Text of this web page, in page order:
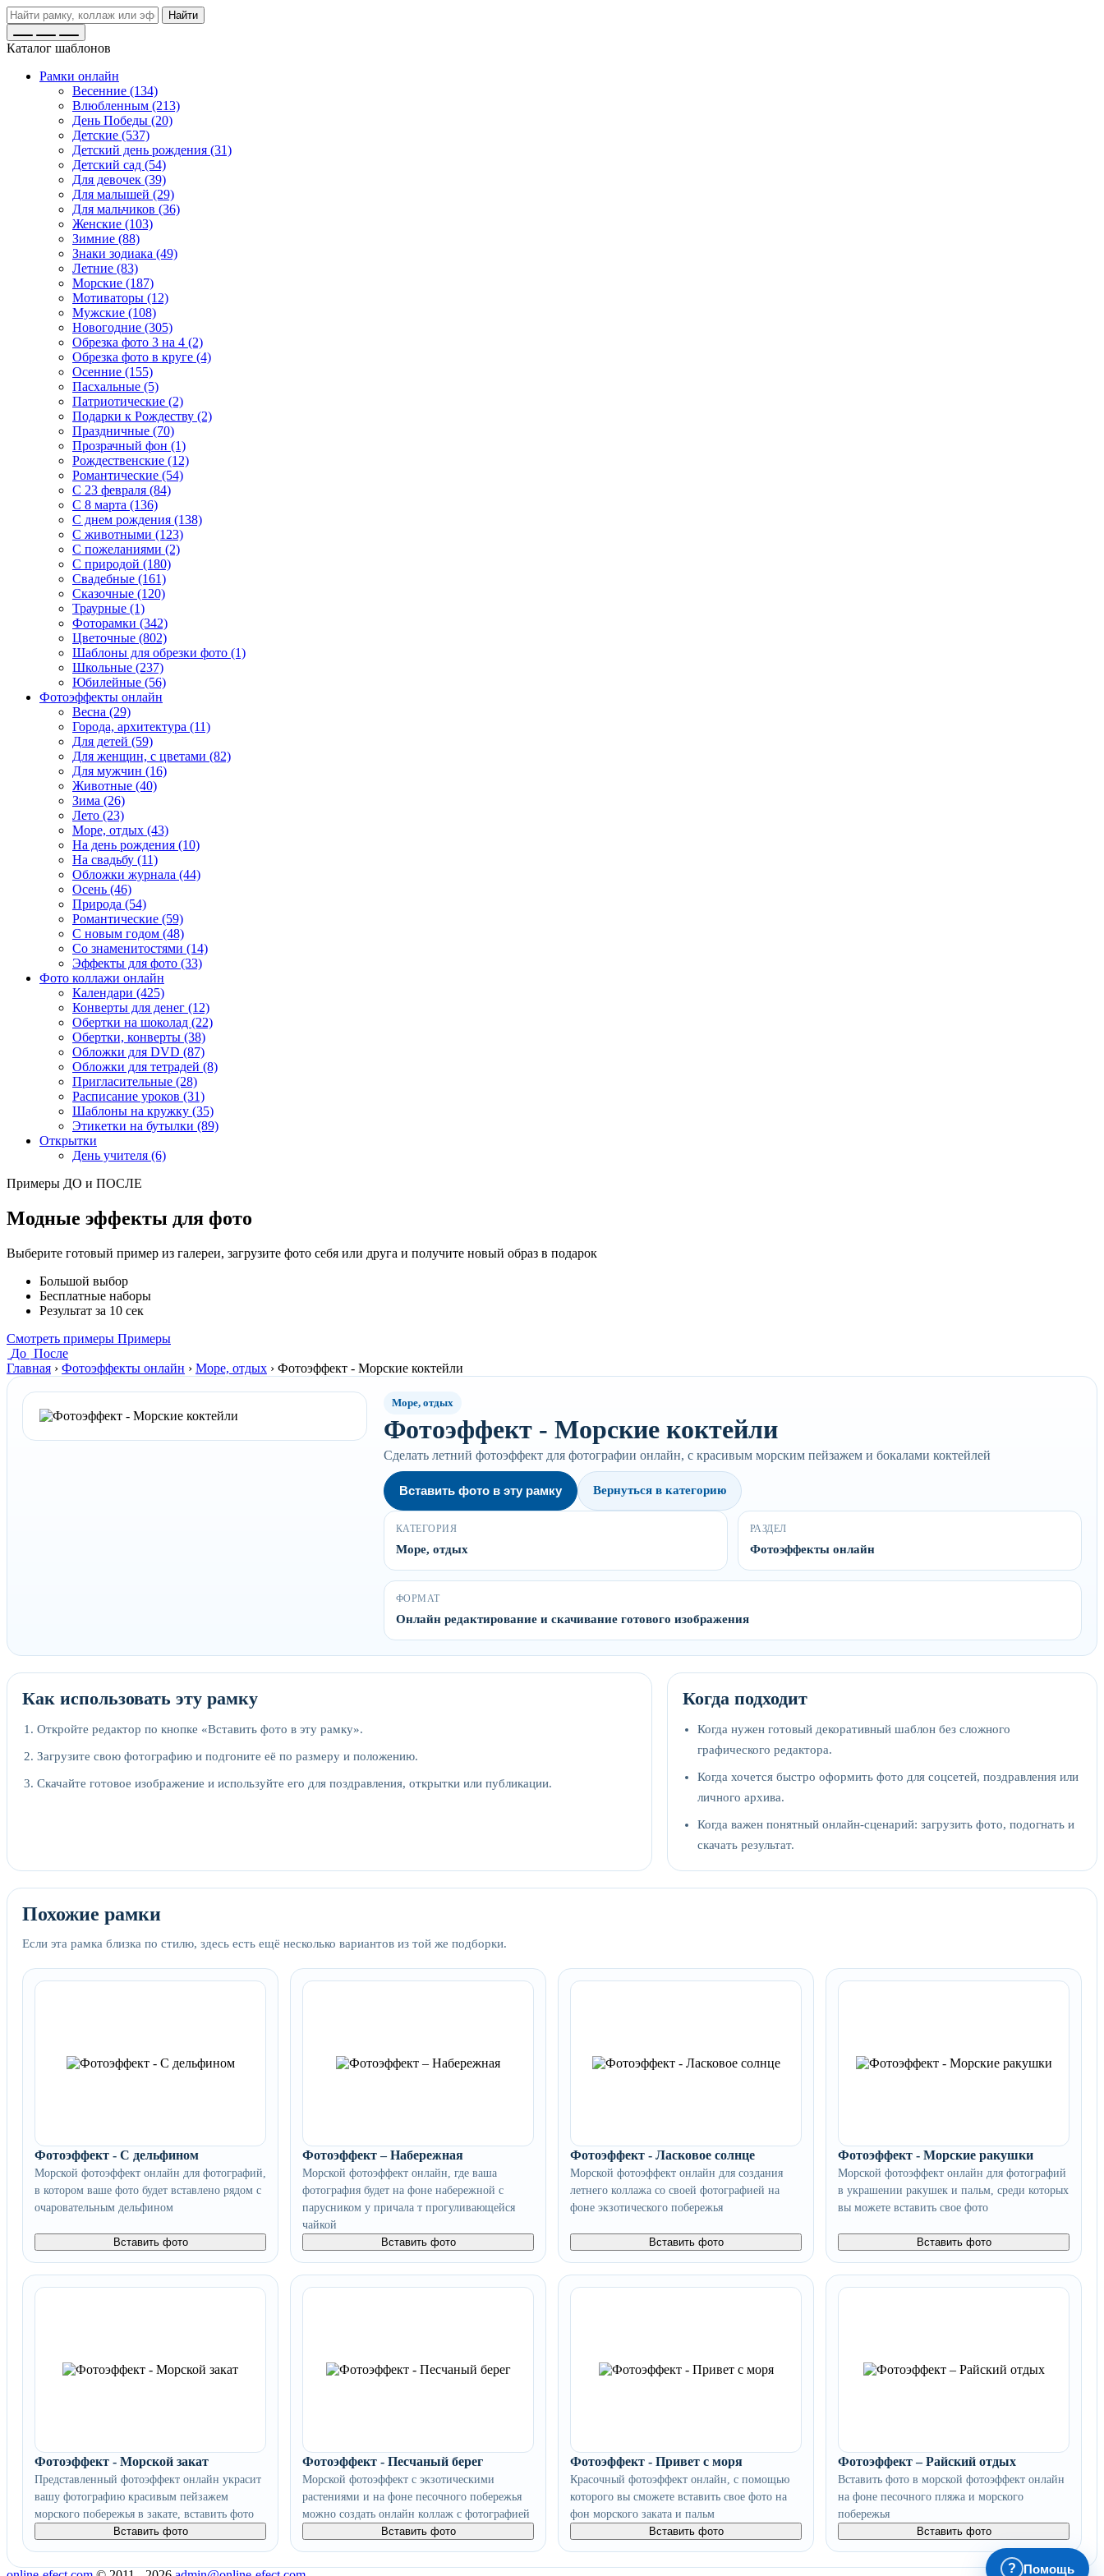
Найти
Каталог шаблонов
Рамки онлайн
Весенние (134)
Влюбленным (213)
День Победы (20)
Детские (537)
Детский день рождения (31)
Детский сад (54)
Для девочек (39)
Для малышей (29)
Для мальчиков (36)
Женские (103)
Зимние (88)
Знаки зодиака (49)
Летние (83)
Морские (187)
Мотиваторы (12)
Мужские (108)
Новогодние (305)
Обрезка фото 3 на 4 (2)
Обрезка фото в круге (4)
Осенние (155)
Пасхальные (5)
Патриотические (2)
Подарки к Рождеству (2)
Праздничные (70)
Прозрачный фон (1)
Рождественские (12)
Романтические (54)
С 23 февраля (84)
С 8 марта (136)
С днем рождения (138)
С животными (123)
С пожеланиями (2)
С природой (180)
Свадебные (161)
Сказочные (120)
Траурные (1)
Фоторамки (342)
Цветочные (802)
Шаблоны для обрезки фото (1)
Школьные (237)
Юбилейные (56)
Фотоэффекты онлайн
Весна (29)
Города, архитектура (11)
Для детей (59)
Для женщин, с цветами (82)
Для мужчин (16)
Животные (40)
Зима (26)
Лето (23)
Море, отдых (43)
На день рождения (10)
На свадьбу (11)
Обложки журнала (44)
Осень (46)
Природа (54)
Романтические (59)
С новым годом (48)
Со знаменитостями (14)
Эффекты для фото (33)
Фото коллажи онлайн
Календари (425)
Конверты для денег (12)
Обертки на шоколад (22)
Обертки, конверты (38)
Обложки для DVD (87)
Обложки для тетрадей (8)
Пригласительные (28)
Расписание уроков (31)
Шаблоны на кружку (35)
Этикетки на бутылки (89)
Открытки
День учителя (6)
Примеры ДО и ПОСЛЕ
Модные эффекты для фото
Выберите готовый пример из галереи, загрузите фото себя или друга и получите новый образ в подарок
Большой выбор
Бесплатные наборы
Результат за 10 сек
Смотреть примеры Примеры
До После
Главная › Фотоэффекты онлайн › Море, отдых › Фотоэффект - Морские коктейли
Море, отдых
Фотоэффект - Морские коктейли
Сделать летний фотоэффект для фотографии онлайн, с красивым морским пейзажем и бокалами коктейлей
Вставить фото в эту рамку Вернуться в категорию
КАТЕГОРИЯ
Море, отдых
РАЗДЕЛ
Фотоэффекты онлайн
ФОРМАТ
Онлайн редактирование и скачивание готового изображения
Как использовать эту рамку
Откройте редактор по кнопке «Вставить фото в эту рамку».
Загрузите свою фотографию и подгоните её по размеру и положению.
Скачайте готовое изображение и используйте его для поздравления, открытки или публикации.
Когда подходит
Когда нужен готовый декоративный шаблон без сложного
графического редактора.
Когда хочется быстро оформить фото для соцсетей, поздравления или
личного архива.
Когда важен понятный онлайн-сценарий: загрузить фото, подогнать и
скачать результат.
Похожие рамки
Если эта рамка близка по стилю, здесь есть ещё несколько вариантов из той же подборки.
Фотоэффект - С дельфином
Морской фотоэффект онлайн для фотографий,
в котором ваше фото будет вставлено рядом с
очаровательным дельфином
Вставить фото
Фотоэффект – Набережная
Морской фотоэффект онлайн, где ваша
фотография будет на фоне набережной с
парусником у причала т прогуливающейся
чайкой
Вставить фото
Фотоэффект - Ласковое солнце
Морской фотоэффект онлайн для создания
летнего коллажа со своей фотографией на
фоне экзотического побережья
Вставить фото
Фотоэффект - Морские ракушки
Морской фотоэффект онлайн для фотографий
в украшении ракушек и пальм, среди которых
вы можете вставить свое фото
Вставить фото
Фотоэффект - Морской закат
Представленный фотоэффект онлайн украсит
вашу фотографию красивым пейзажем
морского побережья в закате, вставить фото
Вставить фото
Фотоэффект - Песчаный берег
Морской фотоэффект с экзотическими
растениями и на фоне песочного побережья
можно создать онлайн коллаж с фотографией
Вставить фото
Фотоэффект - Привет с моря
Красочный фотоэффект онлайн, с помощью
которого вы сможете вставить свое фото на
фон морского заката и пальм
Вставить фото
Фотоэффект – Райский отдых
Вставить фото в морской фотоэффект онлайн
на фоне песочного пляжа и морского
побережья
Вставить фото
? Помощь